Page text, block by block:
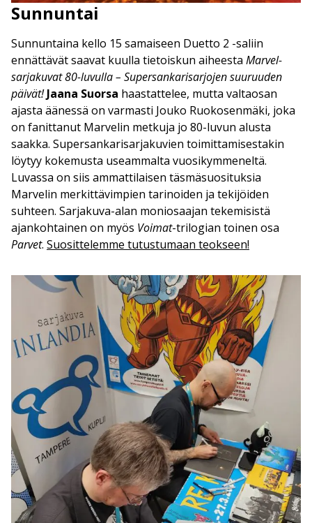
Sunnuntai
Sunnuntaina kello 15 samaiseen Duetto 2 -saliin
ennättävät saavat kuulla tietoiskun aiheesta Marvel-
sarjakuvat 80-luvulla – Supersankarisarjojen suuruuden
päivät! Jaana Suorsa haastattelee, mutta valtaosan
ajasta äänessä on varmasti Jouko Ruokosenmäki, joka
on fanittanut Marvelin metkuja jo 80-luvun alusta
saakka. Supersankarisarjakuvien toimittamisestakin
löytyy kokemusta useammalta vuosikymmeneltä.
Luvassa on siis ammattilaisen täsmäsuosituksia
Marvelin merkittävimpien tarinoiden ja tekijöiden
suhteen. Sarjakuva-alan moniosaajan tekemisistä
ajankohtainen on myös Voimat-trilogian toinen osa
Parvet. Suosittelemme tutustumaan teokseen!